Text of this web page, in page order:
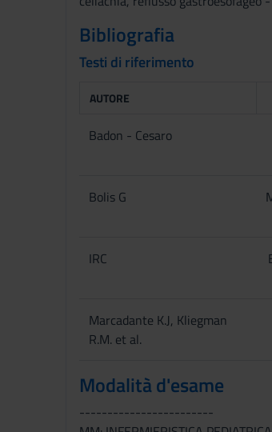
Bibliografia
Testi di riferimento
AUTORE
Badon - Cesaro
Bolis G
IRC
Marcadante K.J, Kliegman
R.M. et al.
Modalità d'esame
------------------------